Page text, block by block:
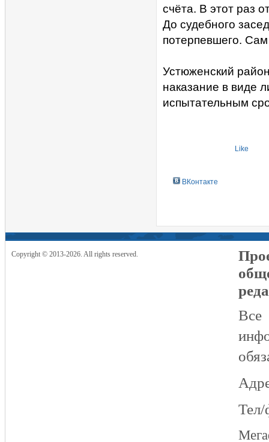
счёта. В этот раз
До судебного
потерпевшего.
Устюженский
наказание в виде
испытательным
Like
ВКонтакте
Copyright © 2013-2026. All rights reserved.